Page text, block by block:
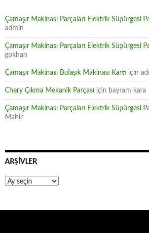
Çamaşır Makinası Parçaları Elektrik Süpürgesi
admin
Çamaşır Makinası Parçaları Elektrik Süpürgesi
gokhan
Çamaşır Makinası Bulaşık Makinası Kartı için
Chery Çıkma Mekanik Parçası için bayram kara
Çamaşır Makinası Parçaları Elektrik Süpürgesi
Mahir
ARŞIVLER
Arşivler